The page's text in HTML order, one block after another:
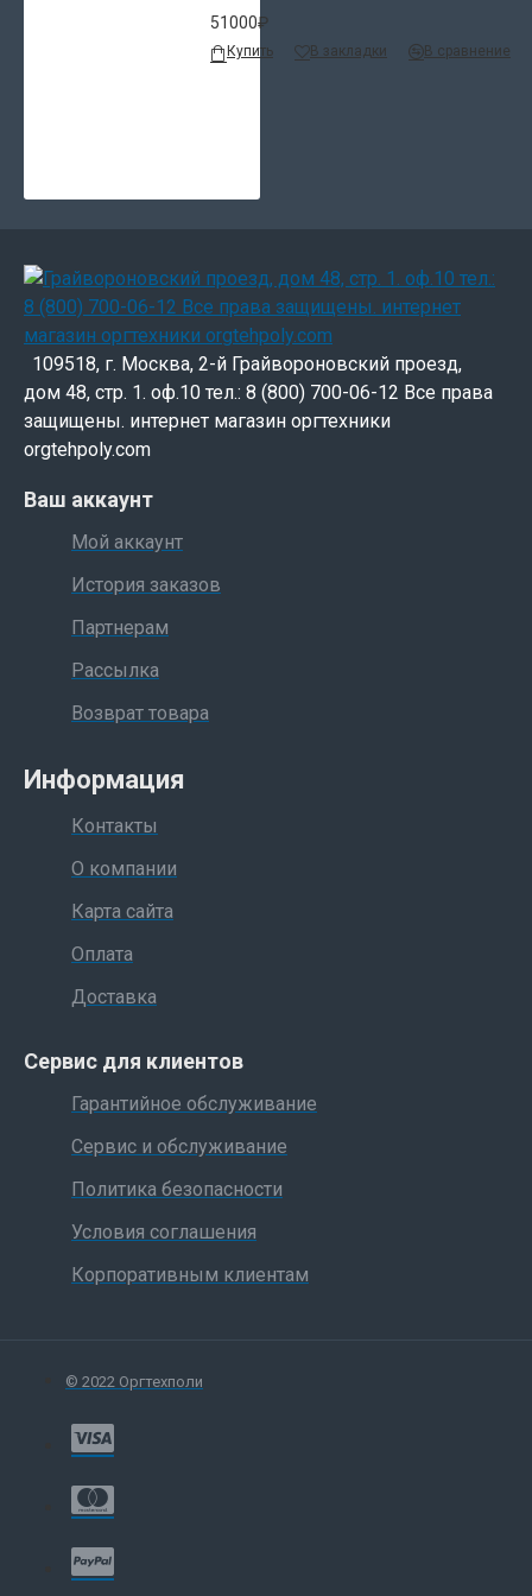
51000₽
Купить В закладки В сравнение
109518, г. Москва, 2-й Грайвороновский проезд,
дом 48, стр. 1. оф.10 тел.: 8 (800) 700-06-12 Все права
защищены. интернет магазин оргтехники
orgtehpoly.com
Ваш аккаунт
Мой аккаунт
История заказов
Партнерам
Рассылка
Возврат товара
Информация
Контакты
О компании
Карта сайта
Оплата
Доставка
Сервис для клиентов
Гарантийное обслуживание
Сервис и обслуживание
Политика безопасности
Условия соглашения
Корпоративным клиентам
© 2022 Оргтехполи